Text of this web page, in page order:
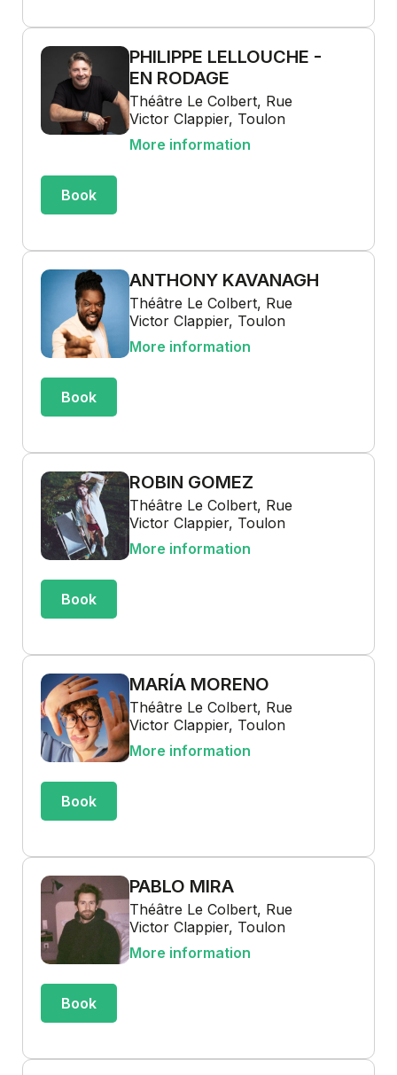
PHILIPPE LELLOUCHE -
EN RODAGE
Théâtre Le Colbert, Rue
Victor Clappier, Toulon
More information
Book
ANTHONY KAVANAGH
Théâtre Le Colbert, Rue
Victor Clappier, Toulon
More information
Book
ROBIN GOMEZ
Théâtre Le Colbert, Rue
Victor Clappier, Toulon
More information
Book
MARÍA MORENO
Théâtre Le Colbert, Rue
Victor Clappier, Toulon
More information
Book
PABLO MIRA
Théâtre Le Colbert, Rue
Victor Clappier, Toulon
More information
Book